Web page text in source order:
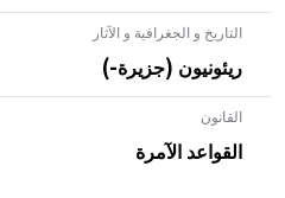
التاريخ و الجغرافية و الآثار
ريئونيون (جزيرة-)
القانون
القواعد الآمرة
- هل تعلم أن الأبلق نوع من
بالعمارة الإسلامية في بلاد
المعمار على بناء مداميكه وخاصة